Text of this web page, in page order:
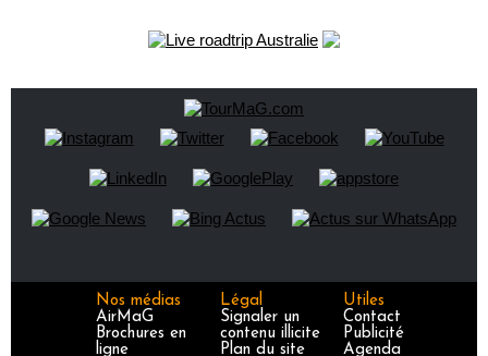
Nos médias
AirMaG
Brochures en
ligne
Légal
Signaler un
contenu illicite
Plan du site
Utiles
Contact
Publicité
Agenda